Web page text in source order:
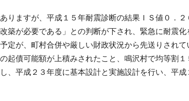
りますが、平成１５年耐震診断の結果ＩＳ値０．
築が必要である」との判断が下され、緊急に耐震化
定が、町村合併や厳しい財政状況から先送りされ
起債可能額が上積みされたこと、鳴沢村で均等割１
、平成２３年度に基本設計と実施設計を行い、平